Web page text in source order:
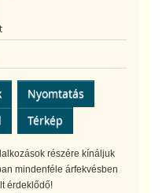
Nyomtatás
Térkép
részére kínáljuk
mindenféle árfekvésben
érdeklődő!